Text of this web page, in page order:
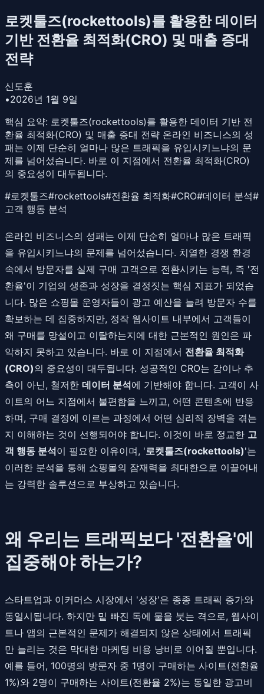
로켓툴즈(rockettools)를 활용한 데이터
기반 전환율 최적화(CRO) 및 매출 증대
전략
신도훈
•2026년 1월 9일
핵심 요약: 로켓툴즈(rockettools)를 활용한 데이터 기반 전
환율 최적화(CRO) 및 매출 증대 전략 온라인 비즈니스의 성
패는 이제 단순히 얼마나 많은 트래픽을 유입시키느냐의 문
제를 넘어섰습니다. 바로 이 지점에서 전환율 최적화(CRO)
의 중요성이 대두됩니다.
#로켓툴즈#rockettools#전환율 최적화#CRO#데이터 분석#
고객 행동 분석
온라인 비즈니스의 성패는 이제 단순히 얼마나 많은 트래픽
을 유입시키느냐의 문제를 넘어섰습니다. 치열한 경쟁 환경
속에서 방문자를 실제 구매 고객으로 전환시키는 능력, 즉 '전
환율'이 기업의 생존과 성장을 결정짓는 핵심 지표가 되었습
니다. 많은 쇼핑몰 운영자들이 광고 예산을 늘려 방문자 수를
확보하는 데 집중하지만, 정작 웹사이트 내부에서 고객들이
왜 구매를 망설이고 이탈하는지에 대한 근본적인 원인은 파
악하지 못하고 있습니다. 바로 이 지점에서 전환율 최적화
(CRO)의 중요성이 대두됩니다. 성공적인 CRO는 감이나 추
측이 아닌, 철저한 데이터 분석에 기반해야 합니다. 고객이 사
이트의 어느 지점에서 불편함을 느끼고, 어떤 콘텐츠에 반응
하며, 구매 결정에 이르는 과정에서 어떤 심리적 장벽을 겪는
지 이해하는 것이 선행되어야 합니다. 이것이 바로 정교한 고
객 행동 분석이 필요한 이유이며, '로켓툴즈(rockettools)'는
이러한 분석을 통해 쇼핑몰의 잠재력을 최대한으로 이끌어내
는 강력한 솔루션으로 부상하고 있습니다.
왜 우리는 트래픽보다 '전환율'에
집중해야 하는가?
스타트업과 이커머스 시장에서 '성장'은 종종 트래픽 증가와
동일시됩니다. 하지만 밑 빠진 독에 물을 붓는 격으로, 웹사이
트나 앱의 근본적인 문제가 해결되지 않은 상태에서 트래픽
만 늘리는 것은 막대한 마케팅 비용 낭비로 이어질 뿐입니다.
예를 들어, 100명의 방문자 중 1명이 구매하는 사이트(전환율
1%)와 2명이 구매하는 사이트(전환율 2%)는 동일한 광고비